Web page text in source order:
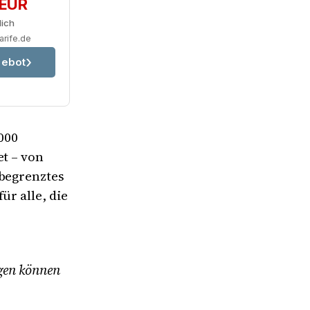
– von
alle, die
können